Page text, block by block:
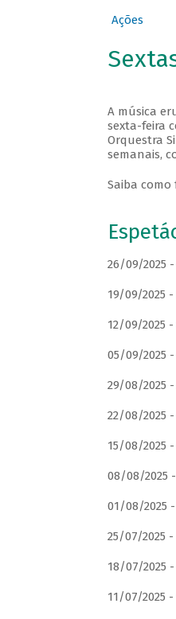
Ações
A música
sexta-feira
Orquestra
semanais,
Saiba
26/09/2025 -
19/09/2025 -
12/09/2025 -
05/09/2025 -
29/08/2025 -
22/08/2025 -
15/08/2025 -
08/08/2025 -
01/08/2025 -
25/07/2025 -
18/07/2025 -
11/07/2025 -